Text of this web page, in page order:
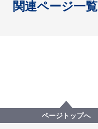
関連ページ一覧
開く
ページトップへ